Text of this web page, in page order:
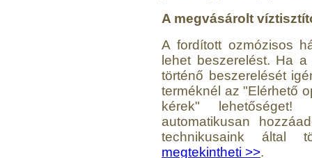
A megvásárolt
A fordított ozmózisos
lehet beszerelést. Ha
történő beszerelését
terméknél az "Elérhető
kérek"
automatikusan
technikusaink által
megtekintheti >>.